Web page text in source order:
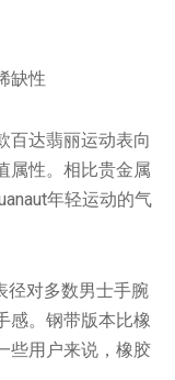
缺性
百达翡丽运动表向
属性。相比贵金属
年轻运动的气
径对多数男士手腕
感。钢带版本比橡
些用户来说，橡胶